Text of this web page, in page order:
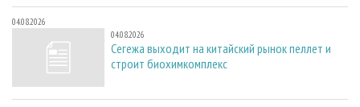
04.08.2026
04.08.2026
Сегежа выходит на китайский рынок пеллет и
строит биохимкомплекс